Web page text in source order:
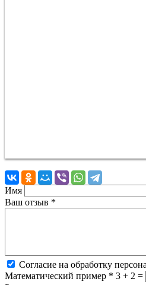
Имя
Ваш отзыв *
Согласие на обработку
Математический пример * 3 + 2 =